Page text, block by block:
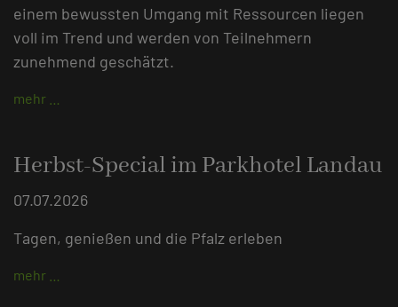
einem bewussten Umgang mit Ressourcen liegen
voll im Trend und werden von Teilnehmern
zunehmend geschätzt.
mehr …
Herbst-Special im Parkhotel Landau
07.07.2026
Tagen, genießen und die Pfalz erleben
mehr …